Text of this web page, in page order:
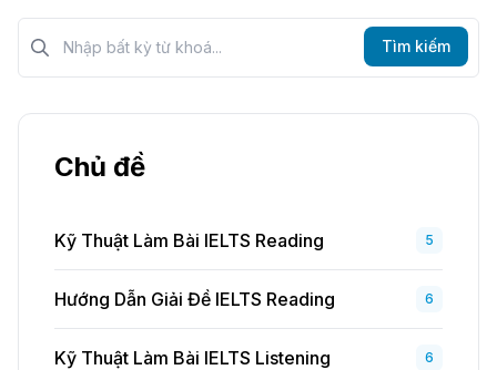
Tìm kiếm?>
Tìm kiếm
Chủ đề
Kỹ Thuật Làm Bài IELTS Reading 5
Hướng Dẫn Giải Đề IELTS Reading 6
Kỹ Thuật Làm Bài IELTS Listening 6